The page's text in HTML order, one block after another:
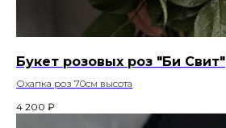
Букет розовых роз "Би Свит"
Охапка роз 70см высота
4 200 ₽